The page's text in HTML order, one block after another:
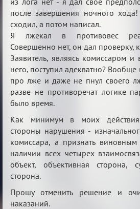
после завершения ночного
сходил, а потом написал.
Я лжекал в противовес
Совершенно нет, он дал проверку,
Заявитель, являясь комиссаром
него, поступил адекватно? Вообще
про лже и даже не пнул своего
разве не противоречат логике
было время.
Как минимум в моих
стороны нарушения -
комиссара, а признать
наличии всех четырех
объект, объективная сторона,
сторона.
Прошу отменить решение и
наказаний.